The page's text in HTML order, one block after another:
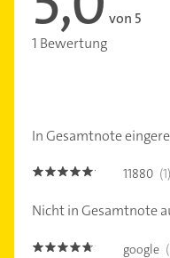
von 5
1 Bewertung
In Gesamtnote
5.0 11880 (1)
Nicht in Gesamtnote
4.6 google